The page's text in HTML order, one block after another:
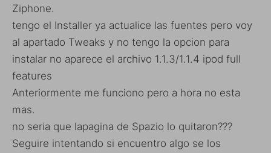
Ziphone.
tengo el Installer ya actualice las fuentes pero voy
al apartado Tweaks y no tengo la opcion para
instalar no aparece el archivo 1.1.3/1.1.4 ipod full
features
Anteriormente me funciono pero a hora no esta
mas.
no seria que lapagina de Spazio lo quitaron???
Seguire intentando si encuentro algo se los